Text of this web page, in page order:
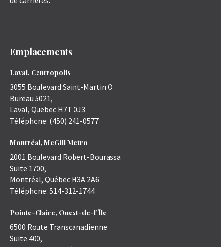
Emplacements
Laval, Centropolis
3055 Boulevard Saint-Martin O
Bureau 5021,
Laval, Quebec H7T 0J3
Téléphone: (450) 241-0577
Montréal, McGill Metro
2001 Boulevard Robert-Bourassa
Suite 1700,
Montréal, Québec H3A 2A6
Téléphone: 514-312-1744
Pointe-Claire, Ouest-de-l’Île
6500 Route Transcanadienne
Suite 400,